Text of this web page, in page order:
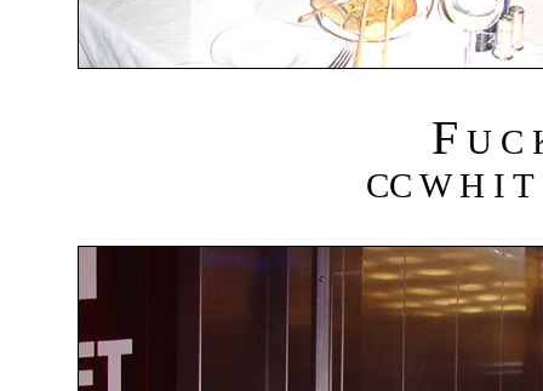
F U C
CC W H I T